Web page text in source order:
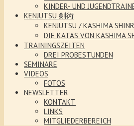
KINDER- UND
KENJUTSU 剣術
KENJUTSU / KASHIMA
DIE KATAS VON KASHIMA
TRAININGSZEITEN
DREI PROBESTUNDEN
SEMINARE
VIDEOS
FOTOS
NEWSLETTER
KONTAKT
LINKS
MITGLIEDERBEREICH